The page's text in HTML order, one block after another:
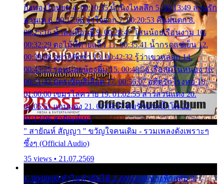
กิ่งทองใบหยก 4. 00:10:35 น้ำนิ่งไหลลึก 5. 00:13:49 ลานรัก
ลานเท 6. 00:17:06 จำใจจาก 7. 00:20:53 คืนฝนตก 8.
00:25:16 น้ำลงเดือนยี่ 9. 00:28:47 โสนน้อยเรือนงาม 10.
00:32:29 ตอไม้ที่ตายแล้ว 11. 00:35:41 น้ำกรดแช่เย็น 12.
00:39:08 อยากฟังซ้ำ 13. 00:42:32 รู้ว่าเขาหลอก 14.
00:45:25 รอหน่อยน้องติ๋ม 15. 00:48:56 เรือล่มในหนอง 16.
00:51:43 บัตรเชิญสีเลือด 17. 00:56:07 อดีตรักโรงทอ 18.
01:00:00 เขมรไล่ควาย 19. 01:02:55 สาวสวนแตง 20.
01:05:51 แอบมอง 21. 01:09:27 พบรักปากน้ำโพ 22.
01:13:06 สายัณห์เมา
" สายัณห์ สัญญา " ขวัญใจคนเดิม - รวมเพลงดังเพราะๆ
ซึ้งๆ (Official Audio)
35 views • 21.07.2569
1. 00:00:00 ทำไมทำฉันได้ 2. 00:03:20 นางฟ้าสลัม 3.